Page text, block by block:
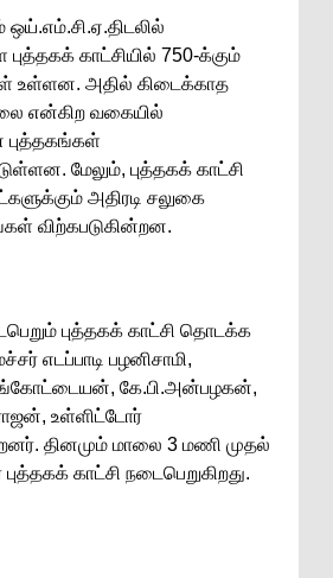
காட்சியில் 750-க்கும்
உள்ளன. அதில் கிடைக்காத
என்கிற வகையில்
மேலும், புத்தகக் காட்சி
அதிரடி சலுகை
விற்கபடுகின்றன.
புத்தகக் காட்சி தொடக்க
எடப்பாடி பழனிசாமி,
கே.பி.அன்பழகன்,
உள்ளிட்டோர்
தினமும் மாலை 3 மணி முதல்
காட்சி நடைபெறுகிறது.